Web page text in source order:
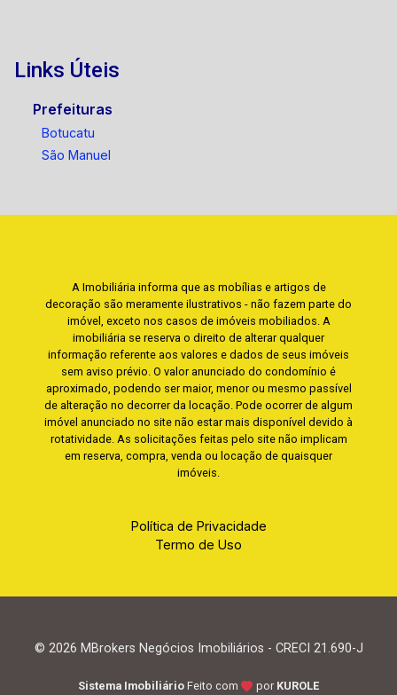
Links Úteis
Prefeituras
Botucatu
São Manuel
A Imobiliária informa que as mobílias e artigos de
decoração são meramente ilustrativos - não fazem parte do
imóvel, exceto nos casos de imóveis mobiliados. A
imobiliária se reserva o direito de alterar qualquer
informação referente aos valores e dados de seus imóveis
sem aviso prévio. O valor anunciado do condomínio é
aproximado, podendo ser maior, menor ou mesmo passível
de alteração no decorrer da locação. Pode ocorrer de algum
imóvel anunciado no site não estar mais disponível devido à
rotatividade. As solicitações feitas pelo site não implicam
em reserva, compra, venda ou locação de quaisquer
imóveis.
Política de Privacidade
Termo de Uso
© 2026 MBrokers Negócios Imobiliários - CRECI 21.690-J
Sistema Imobiliário Feito com por KUROLE